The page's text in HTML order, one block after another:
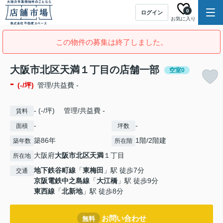
ログイン
お気に入り
0
この物件の募集は終了しました。
大阪市北区天満１丁目の店舗一部 空室0
- (-/坪) 管理/共益費 -
賃料 - (-/坪) 管理/共益費 -
面積 - 坪数 -
築年数 築86年 所在階 1階/2階建
所在地 大阪府大阪市北区天満 １丁目
交通 地下鉄谷町線 「東梅田 」駅 徒歩7分
京阪電鉄中之島線 「大江橋 」駅 徒歩9分
東西線 「北新地」駅 徒歩8分
無料 お問い合わせ